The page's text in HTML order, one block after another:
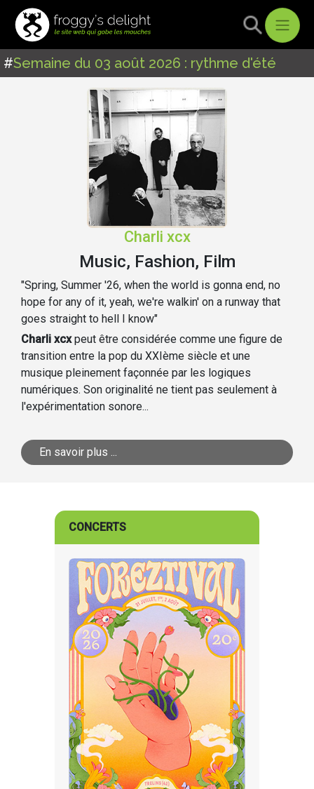
#Semaine du 03 août 2026 : rythme d'été
Charli xcx
Music, Fashion, Film
"Spring, Summer '26, when the world is gonna end, no
hope for any of it, yeah, we're walkin' on a runway that
goes straight to hell I know"
Charli xcxpeut être considérée comme une figure de
transition entre la pop du XXIème siècle et une
musique pleinement façonnée par les logiques
numériques. Son originalité ne tient pas seulement à
l'expérimentation sonore...
En savoir plus ...
CONCERTS